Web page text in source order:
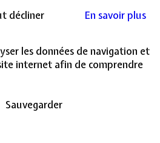
décliner
En savoir plus
les données de navigation et
internet afin de comprendre
Sauvegarder